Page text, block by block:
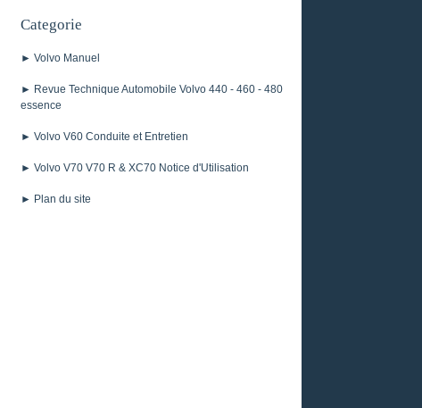
Categorie
► Volvo Manuel
► Revue Technique Automobile Volvo 440 - 460 - 480
essence
► Volvo V60 Conduite et Entretien
► Volvo V70 V70 R & XC70 Notice d'Utilisation
► Plan du site